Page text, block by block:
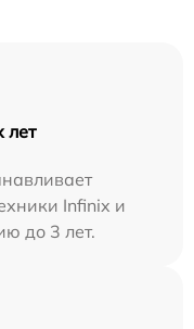
лет
Infinix и
до 3 лет.